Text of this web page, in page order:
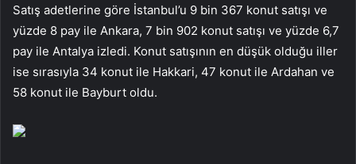
Satış adetlerine göre İstanbul’u 9 bin 367 konut satışı ve
yüzde 8 pay ile Ankara, 7 bin 902 konut satışı ve yüzde 6,7
pay ile Antalya izledi. Konut satışının en düşük olduğu iller
ise sırasıyla 34 konut ile Hakkari, 47 konut ile Ardahan ve
58 konut ile Bayburt oldu.